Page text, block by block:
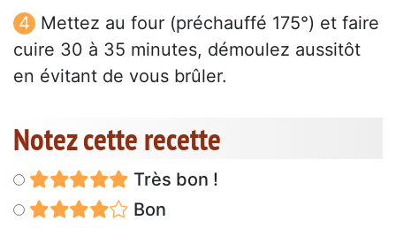
Mettez au four (préchauffé 175°) et faire
cuire 30 à 35 minutes, démoulez aussitôt
en évitant de vous brûler.
Notez cette recette
Très bon !
Bon